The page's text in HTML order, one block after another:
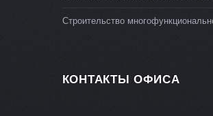
Строительство
КОНТАКТЫ ОФИСА